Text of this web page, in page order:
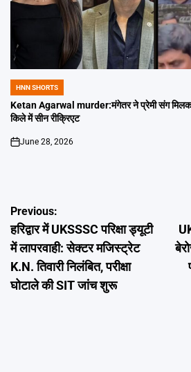
POSTED
IN
HNN SHORTS
Ketan Agarwal murder:मंगेतर ने प्रेमी संग
किले में सीन रीक्रिएट
on
June 28, 2026
Post
navigation
Previous:
हरिद्वार में UKSSSC परिक्षा ड्यूटी
में लापरवाही: सेक्टर मजिस्ट्रेट
K.N. तिवारी निलंबित, परीक्षा
घोटाले की SIT जांच शुरू